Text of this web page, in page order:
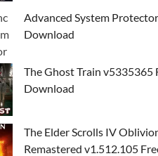
Advanced System
Download
The Ghost Train v5335365
Download
The Elder Scrolls IV
Remastered v1.512.105